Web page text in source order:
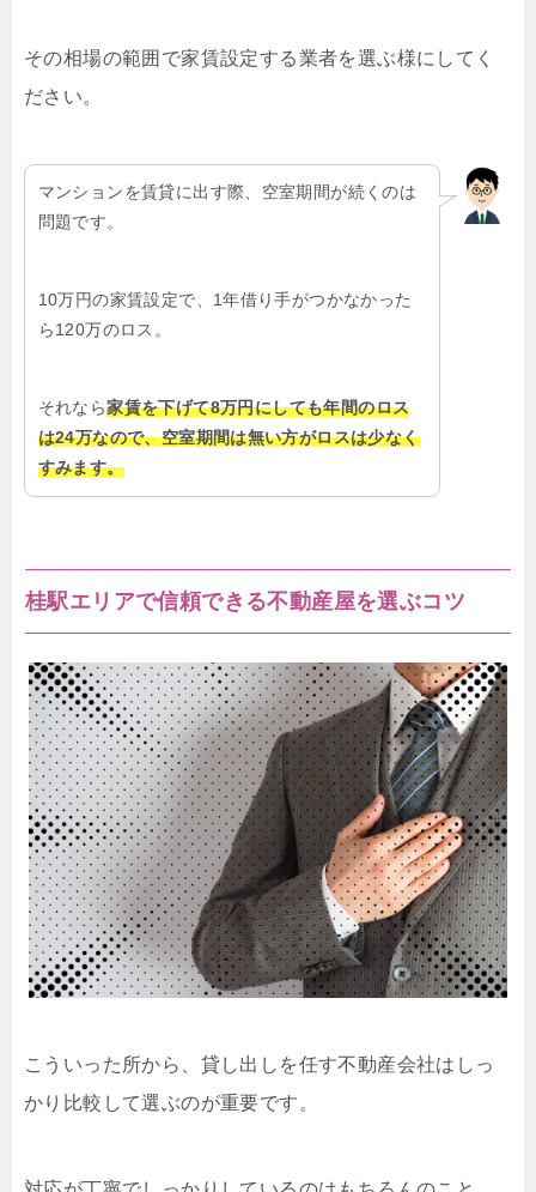
その相場の範囲で家賃設定する業者を選ぶ様にしてく
ださい。
マンションを賃貸に出す際、空室期間が続くのは
問題です。
10万円の家賃設定で、1年借り手がつかなかった
ら120万のロス。
それなら家賃を下げて8万円にしても年間のロス
は24万なので、空室期間は無い方がロスは少なく
すみます。
桂駅エリアで信頼できる不動産屋を選ぶコツ
こういった所から、貸し出しを任す不動産会社はしっ
かり比較して選ぶのが重要です。